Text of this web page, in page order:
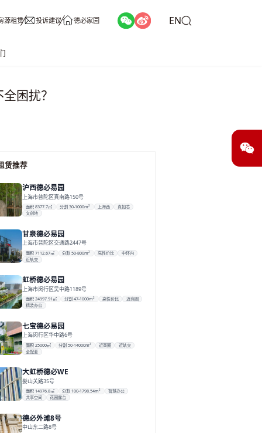
源租赁 投诉建议 德必家园 EN
困扰？
赁推荐
沪西德必易园
上海市普陀区真南路150号
面积 8377.7㎡ 分割 30-1000m² 上海西
真如芯
文创地
甘泉德必易园
上海市普陀区交通路2447号
面积 7112.67㎡ 分割 50-800m² 高性价比
中环内
近轨交
虹桥德必易园
上海市闵行区吴中路1189号
面积 24997.91㎡ 分割 47-1000m² 高性价比
近商圈
精装办公
七宝德必易园
上海闵行区华中路6号
面积 25000㎡ 分割 50-14000m² 近商圈
近轨交
全配套
大虹桥德必WE
娄山关路35号
面积 14976.8㎡ 分割 100-1798.54m²
智慧办公
共享空间
花园露台
德必外滩8号
中山东二路8号